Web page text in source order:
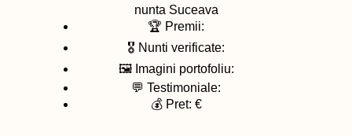
nunta Suceava
🏆 Premii:
🎖️ Nunti verificate:
🖼️ Imagini portofoliu:
💬 Testimoniale:
💰 Pret: €